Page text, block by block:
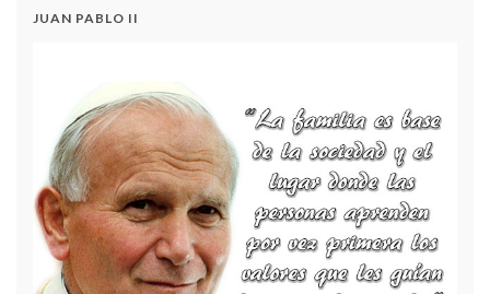
Ejecución Presupuestal de Ingresos – Informe 2024
Acuerdo N.º 2 - Modificación del Plan Anual de
Adquisiciones 2024
Convocatoria Pública para la Licitación de Tiendas
JUAN PABLO II